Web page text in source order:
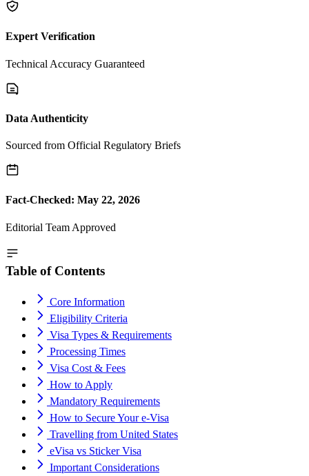
Expert Verification
Technical Accuracy Guaranteed
Data Authenticity
Sourced from Official Regulatory Briefs
Fact-Checked: May 22, 2026
Editorial Team Approved
Table of Contents
Core Information
Eligibility Criteria
Visa Types & Requirements
Processing Times
Visa Cost & Fees
How to Apply
Mandatory Requirements
How to Secure Your e-Visa
Travelling from United States
eVisa vs Sticker Visa
Important Considerations